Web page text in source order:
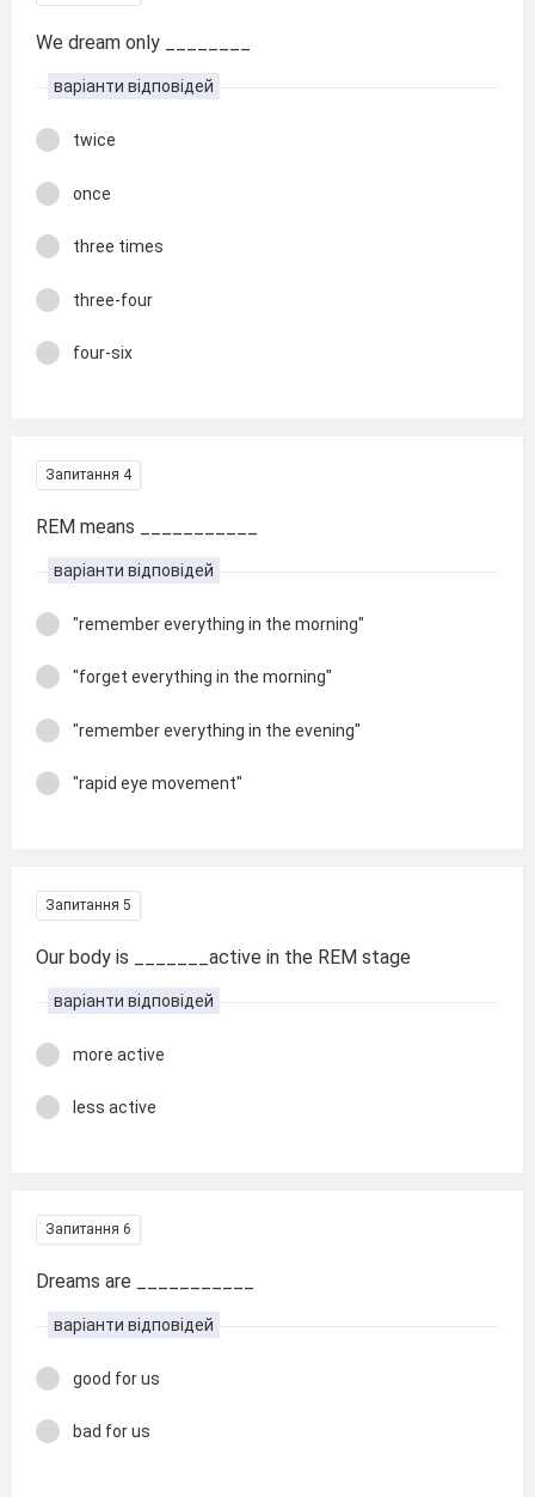
We dream only ________
варіанти відповідей
twice
once
three times
three-four
four-six
Запитання 4
REM means ___________
варіанти відповідей
"remember everything in the morning"
"forget everything in the morning"
"remember everything in the evening"
"rapid eye movement"
Запитання 5
Our body is _______active in the REM stage
варіанти відповідей
more active
less active
Запитання 6
Dreams are ___________
варіанти відповідей
good for us
bad for us